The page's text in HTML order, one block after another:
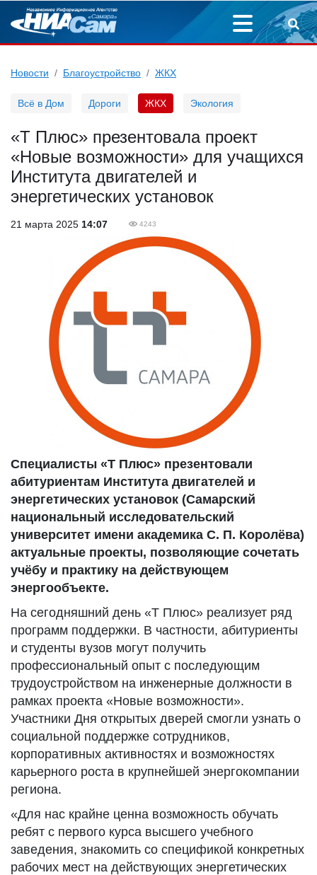
Новости Благоустройство ЖКХ
Всё в Дом Дороги ЖКХ Экология
«Т Плюс» презентовала проект
«Новые возможности» для учащихся
Института двигателей и
энергетических установок
21 марта 2025 14:07 4243
Специалисты «Т Плюс» презентовали
абитуриентам Института двигателей и
энергетических установок (Самарский
национальный исследовательский
университет имени академика С. П. Королёва)
актуальные проекты, позволяющие сочетать
учёбу и практику на действующем
энергообъекте.
На сегодняшний день «Т Плюс» реализует ряд
программ поддержки. В частности, абитуриенты
и студенты вузов могут получить
профессиональный опыт с последующим
трудоустройством на инженерные должности в
рамках проекта «Новые возможности».
Участники Дня открытых дверей смогли узнать о
социальной поддержке сотрудников,
корпоративных активностях и возможностях
карьерного роста в крупнейшей энергокомпании
региона.
«Для нас крайне ценна возможность обучать
ребят с первого курса высшего учебного
заведения, знакомить со спецификой конкретных
рабочих мест на действующих энергетических